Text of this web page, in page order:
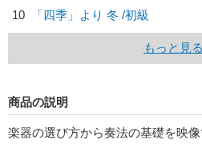
10
「四季」より 冬 /初級
もっと見る
商品の説明
楽器の選び方から奏法の基礎を映